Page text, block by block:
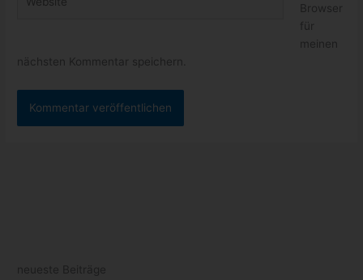
Browser
für
meinen
nächsten Kommentar speichern.